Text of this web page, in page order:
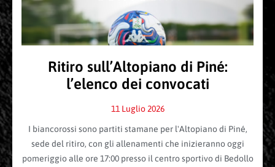
Ritiro sull’Altopiano di Piné:
l’elenco dei convocati
11 Luglio 2026
I biancorossi sono partiti stamane per l'Altopiano di Piné,
sede del ritiro, con gli allenamenti che inizieranno oggi
pomeriggio alle ore 17:00 presso il centro sportivo di Bedollo